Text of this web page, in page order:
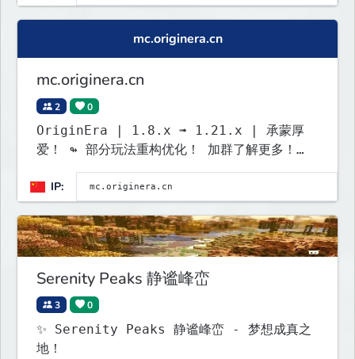
mc.originera.cn
mc.originera.cn
2 0
OriginEra | 1.8.x ➟ 1.21.x | 承蒙厚
爱！ ↬ 部分玩法重构优化！ 加群了解更多！
892921743 ↫
IP:
Serenity Peaks 静谧峰峦
3 0
✨ Serenity Peaks 静谧峰峦 - 梦想成真之
地！